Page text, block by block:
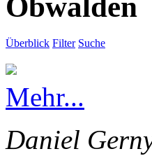
Überblick Filter Suche
Mehr...
Daniel